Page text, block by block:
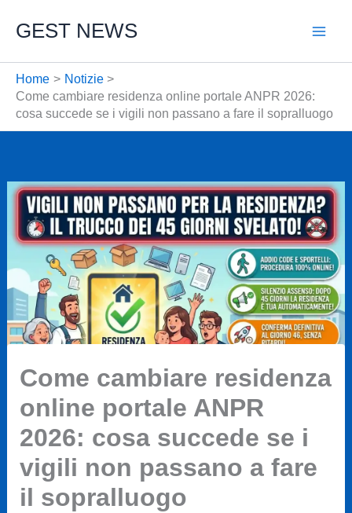
GEST NEWS
Home
Notizie
Come cambiare residenza online portale ANPR 2026:
cosa succede se i vigili non passano a fare il sopralluogo
Come cambiare residenza
online portale ANPR
2026: cosa succede se i
vigili non passano a fare
il sopralluogo